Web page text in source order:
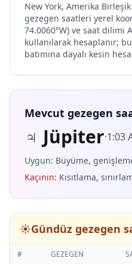
New York, Amerika
gezegen saatleri yerel
74.0060°W) ve saat dilimi
kullanılarak hesaplanır;
batımına dayalı kesin
Mevcut gezegen
♃ Jüpiter·1:03
Uygun: Büyüme,
Kaçının: Kısıtlama,
☀️Gündüz gezegen
# GEZEGEN